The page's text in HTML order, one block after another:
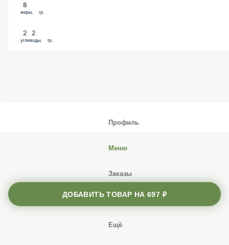
8
жиры, гр.
22
углеводы, гр.
ДОБАВИТЬ ТОВАР НА697 ₽
Профиль
Меню
Заказы
Корзина
Ещё